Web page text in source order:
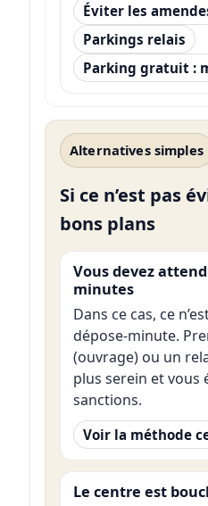
Éviter les
Parkings relais
Parking gratuit :
Alternatives simples
Si ce n’est pas
bons plans
Vous devez
minutes
Dans ce cas, ce
dépose-minute.
(ouvrage) ou un
plus serein et vous
sanctions.
Voir la méthode
Le centre est